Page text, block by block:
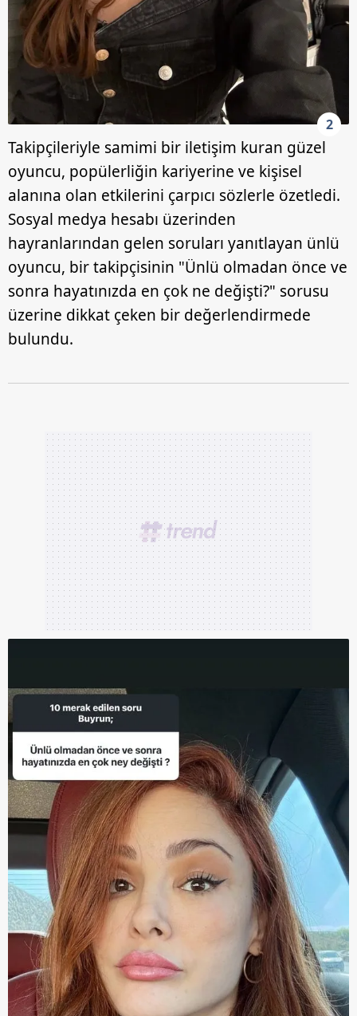
2
Takipçileriyle samimi bir iletişim kuran güzel
oyuncu, popülerliğin kariyerine ve kişisel
alanına olan etkilerini çarpıcı sözlerle özetledi.
Sosyal medya hesabı üzerinden
hayranlarından gelen soruları yanıtlayan ünlü
oyuncu, bir takipçisinin "Ünlü olmadan önce ve
sonra hayatınızda en çok ne değişti?" sorusu
üzerine dikkat çeken bir değerlendirmede
bulundu.